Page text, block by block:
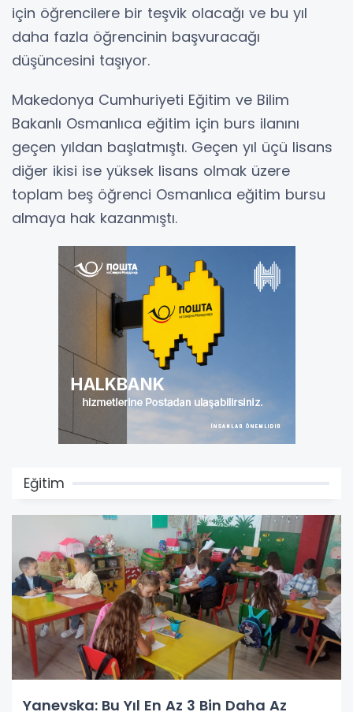
için öğrencilere bir teşvik olacağı ve bu yıl
daha fazla öğrencinin başvuracağı
düşüncesini taşıyor.
Makedonya Cumhuriyeti Eğitim ve Bilim
Bakanlı Osmanlıca eğitim için burs ilanını
geçen yıldan başlatmıştı. Geçen yıl üçü lisans
diğer ikisi ise yüksek lisans olmak üzere
toplam beş öğrenci Osmanlıca eğitim bursu
almaya hak kazanmıştı.
Eğitim
Yanevska: Bu Yıl En Az 3 Bin Daha Az